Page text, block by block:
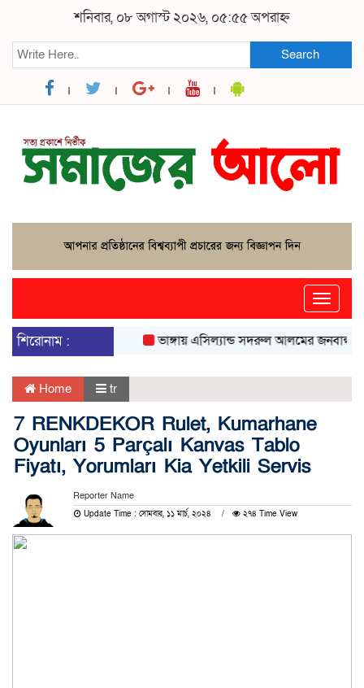
শনিবার, ০৮ অগাস্ট ২০২৬, ০৫:৫৫ অপরাহ্ন
Search
Toggle
শিরোনাম :
ভাঙ্গায় এসিল্যান্ড সদরুল আলমের জনবান্ধব
Home tr
7 RENKDEKOR Rulet, Kumarhane
Oyunları 5 Parçalı Kanvas Tablo
Fiyatı, Yorumları Kia Yetkili Servis
Reporter Name
Update Time : সোমবার, ১১ মার্চ, ২০২৪ ২৭৪ Time View